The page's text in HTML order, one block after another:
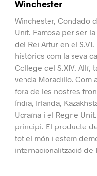
Winchester
Winchester, Condado
Unit. Famosa per ser
del Rei Artur en el
històrics com la seva
College del S.XIV. Allí,
venda Moradillo. Com
fora de les nostres
Índia, Irlanda,
Ucraïna i el Regne Unit.
principi. El producte
tot el món i estem
internacionalització de